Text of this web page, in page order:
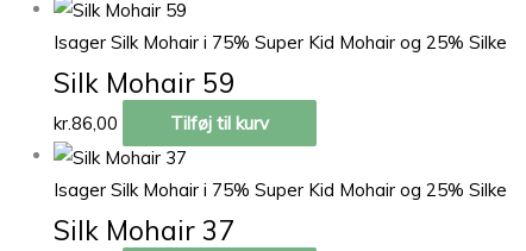
Isager Silk Mohair i 75% Super Kid Mohair og 25% Silke
Silk Mohair 59
kr.86,00 Tilføj til kurv
Isager Silk Mohair i 75% Super Kid Mohair og 25% Silke
Silk Mohair 37